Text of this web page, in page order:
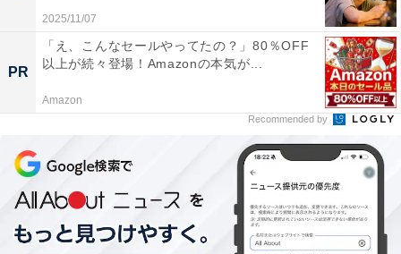
にオープンした「ドンキーコング・カントリー」がある
「スーパー・ニンテンドー・ワールド」など、世界的知
名度の高い日本のコンテンツを楽しめるエリアが人気を
この記事の筆者：福島 ゆき プロフィール
アニメや漫画のレビュー、エンタメトピックスなどを中
心に、オールジャンルで執筆中のライター。時々、店舗
取材などのリポート記事も担当。All AboutおよびAll
About ニュースでのライター歴は6年。
2025/11/07
PR
「え、こんなセールやってたの？」80％OFF
以上が続々登場！Amazonの本気が...
Amazon
Recommended by